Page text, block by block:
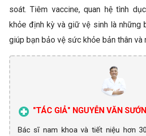
soát. Tiêm vaccine, quan hệ tình
khỏe định kỳ và giữ vệ sinh là những
giúp bạn bảo vệ sức khỏe bản thân và
"TÁC GIẢ" NGUYỄN VĂN
Bác sĩ nam khoa và tiết niệu hơn